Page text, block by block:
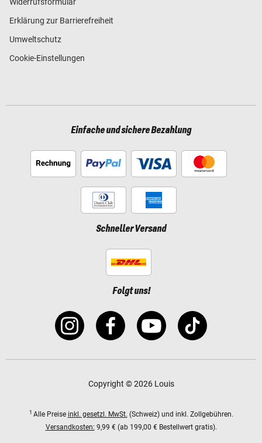
Widerrufsformular
Erklärung zur Barrierefreiheit
Umweltschutz
Cookie-Einstellungen
Einfache und sichere Bezahlung
Schneller Versand
Folgt uns!
Copyright © 2026 Louis
1 Alle Preise inkl. gesetzl. MwSt. (Schweiz) und inkl. Zollgebühren.
Versandkosten: 9,99 € (ab 199,00 € Bestellwert gratis).